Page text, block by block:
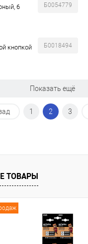
6
Б0054779
кнопкой
Б0018494
Показать ещё
1 2 3
ТОВАРЫ